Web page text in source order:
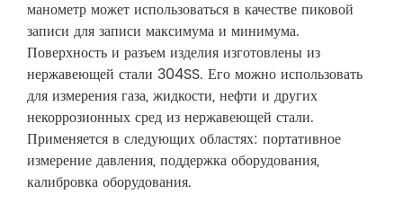
манометр может использоваться в качестве пиковой
записи для записи максимума и минимума.
Поверхность и разъем изделия изготовлены из
нержавеющей стали 304SS. Его можно использовать
для измерения газа, жидкости, нефти и других
некоррозионных сред из нержавеющей стали.
Применяется в следующих областях: портативное
измерение давления, поддержка оборудования,
калибровка оборудования.